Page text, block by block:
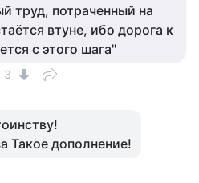
труд, потраченный на
втуне, ибо дорога к
с этого шага"
3
Такое дополнение!